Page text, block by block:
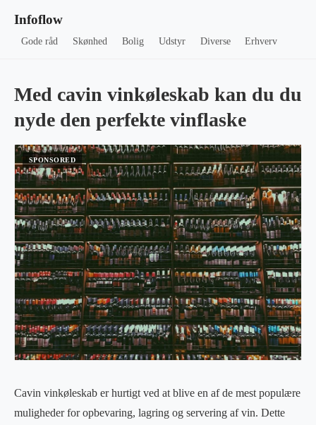
Infoflow
Gode råd Skønhed Bolig Udstyr Diverse Erhverv
Med cavin vinkøleskab kan du du
nyde den perfekte vinflaske
Cavin vinkøleskab er hurtigt ved at blive en af de mest populære
muligheder for opbevaring, lagring og servering af vin. Dette